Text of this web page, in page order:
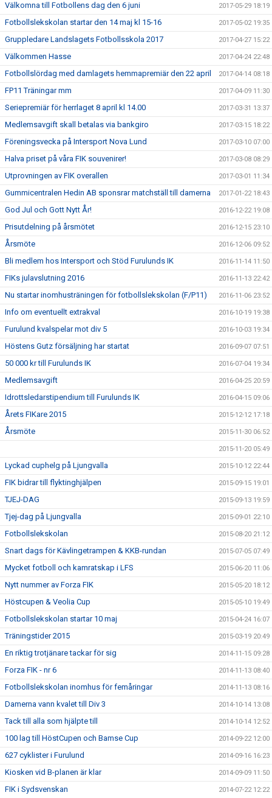
Välkomna till Fotbollens dag den 6 juni 2017-05-29 18:19
Fotbollslekskolan startar den 14 maj kl 15-16 2017-05-02 19:35
Gruppledare Landslagets Fotbollsskola 2017 2017-04-27 15:22
Välkommen Hasse 2017-04-24 22:48
Fotbollslördag med damlagets hemmapremiär den 22 april 2017-04-14 08:18
FP11 Träningar mm 2017-04-09 11:30
Seriepremiär för herrlaget 8 april kl 14.00 2017-03-31 13:37
Medlemsavgift skall betalas via bankgiro 2017-03-15 18:22
Föreningsvecka på Intersport Nova Lund 2017-03-10 07:00
Halva priset på våra FIK souvenirer! 2017-03-08 08:29
Utprovningen av FIK overallen 2017-03-01 11:34
Gummicentralen Hedin AB sponsrar matchställ till damerna 2017-01-22 18:43
God Jul och Gott Nytt År! 2016-12-22 19:08
Prisutdelning på årsmötet 2016-12-15 23:10
Årsmöte 2016-12-06 09:52
Bli medlem hos Intersport och Stöd Furulunds IK 2016-11-14 11:50
FIKs julavslutning 2016 2016-11-13 22:42
Nu startar inomhusträningen för fotbollslekskolan (F/P11) 2016-11-06 23:52
Info om eventuellt extrakval 2016-10-19 19:38
Furulund kvalspelar mot div 5 2016-10-03 19:34
Höstens Gutz försäljning har startat 2016-09-07 07:51
50 000 kr till Furulunds IK 2016-07-04 19:34
Medlemsavgift 2016-04-25 20:59
Idrottsledarstipendium till Furulunds IK 2016-04-15 09:06
Årets FIKare 2015 2015-12-12 17:18
Årsmöte 2015-11-30 06:52
2015-11-20 05:49
Lyckad cuphelg på Ljungvalla 2015-10-12 22:44
FIK bidrar till flyktinghjälpen 2015-09-15 19:01
TJEJ-DAG 2015-09-13 19:59
Tjej-dag på Ljungvalla 2015-09-01 22:10
Fotbollslekskolan 2015-08-20 21:12
Snart dags för Kävlingetrampen & KKB-rundan 2015-07-05 07:49
Mycket fotboll och kamratskap i LFS 2015-06-20 11:06
Nytt nummer av Forza FIK 2015-05-20 18:12
Höstcupen & Veolia Cup 2015-05-10 19:49
Fotbollslekskolan startar 10 maj 2015-04-24 16:07
Träningstider 2015 2015-03-19 20:49
En riktig trotjänare tackar för sig 2014-11-15 09:28
Forza FIK - nr 6 2014-11-13 08:40
Fotbollslekskolan inomhus för femåringar 2014-11-13 08:16
Damerna vann kvalet till Div 3 2014-10-14 13:08
Tack till alla som hjälpte till 2014-10-14 12:52
100 lag till HöstCupen och Bamse Cup 2014-09-22 12:00
627 cyklister i Furulund 2014-09-16 16:23
Kiosken vid B-planen är klar 2014-09-09 11:50
FIK i Sydsvenskan 2014-07-22 12:22